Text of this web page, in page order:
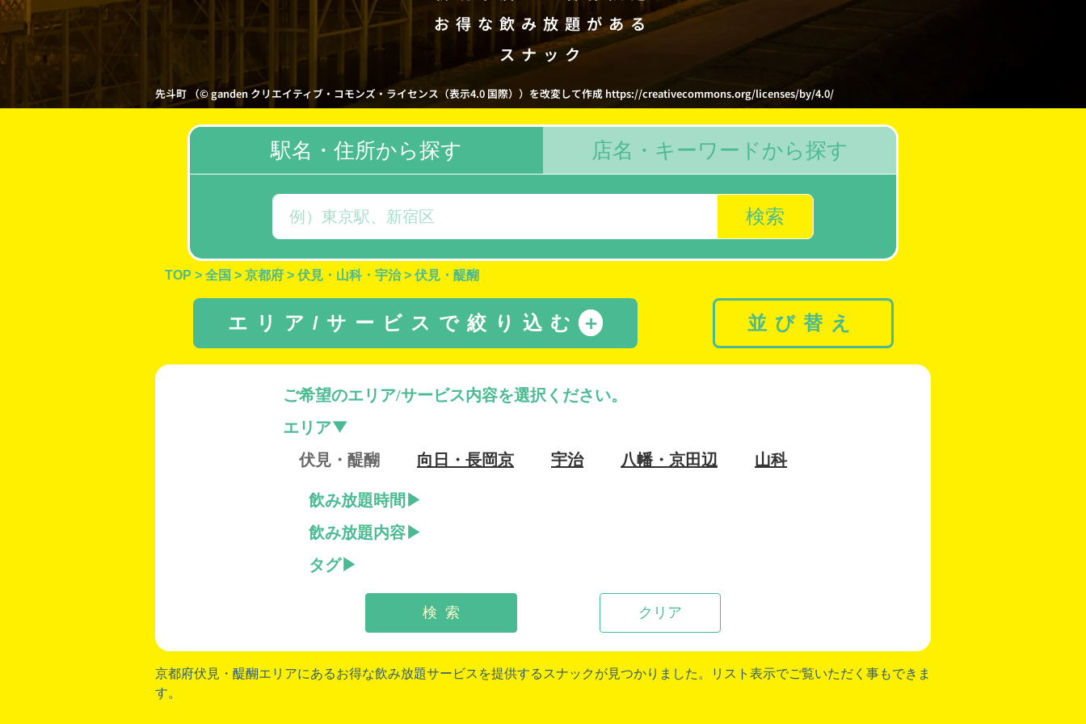
お得な飲み放題がある
スナック
先斗町 （© ganden クリエイティブ・コモンズ・ライセンス（表示4.0 国際））を改変して作成 https://creativecommons.org/licenses/by/4.0/
駅名・住所から探す
検索
店名・キーワードから探す
TOP > 全国 > 京都府 > 伏見・山科・宇治 > 伏見・醍醐
エリア/サービスで絞り込む ＋
ご希望のエリア/サービス内容を選択ください。
エリア
伏見・醍醐
向日・長岡京 宇治 八幡・京田辺 山科
飲み放題時間
飲み放題内容
タグ
クリア
検 索
並び替え
京都府伏見 ・ 醍醐エリアにあるお得な飲み放題サービスを提供するスナックが見つかりました。リスト表示でご覧いただく事もできま
す。